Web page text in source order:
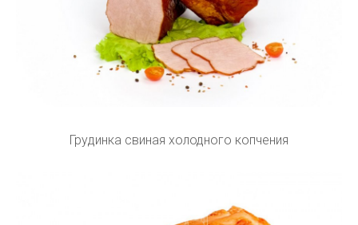
Грудинка свиная холодного копчения